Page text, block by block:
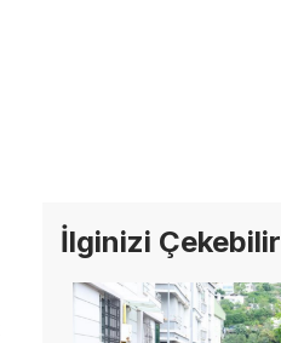
İlginizi Çekebilir